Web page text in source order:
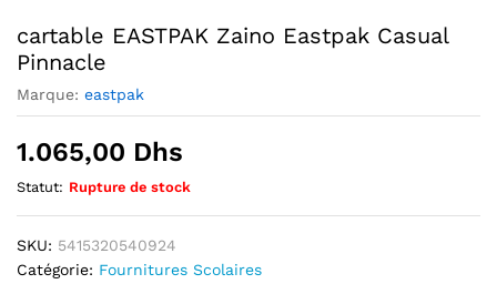
cartable EASTPAK Zaino Eastpak Casual
Pinnacle
Marque: eastpak
1.065,00 Dhs
Statut: Rupture de stock
SKU: 5415320540924
Catégorie: Fournitures Scolaires